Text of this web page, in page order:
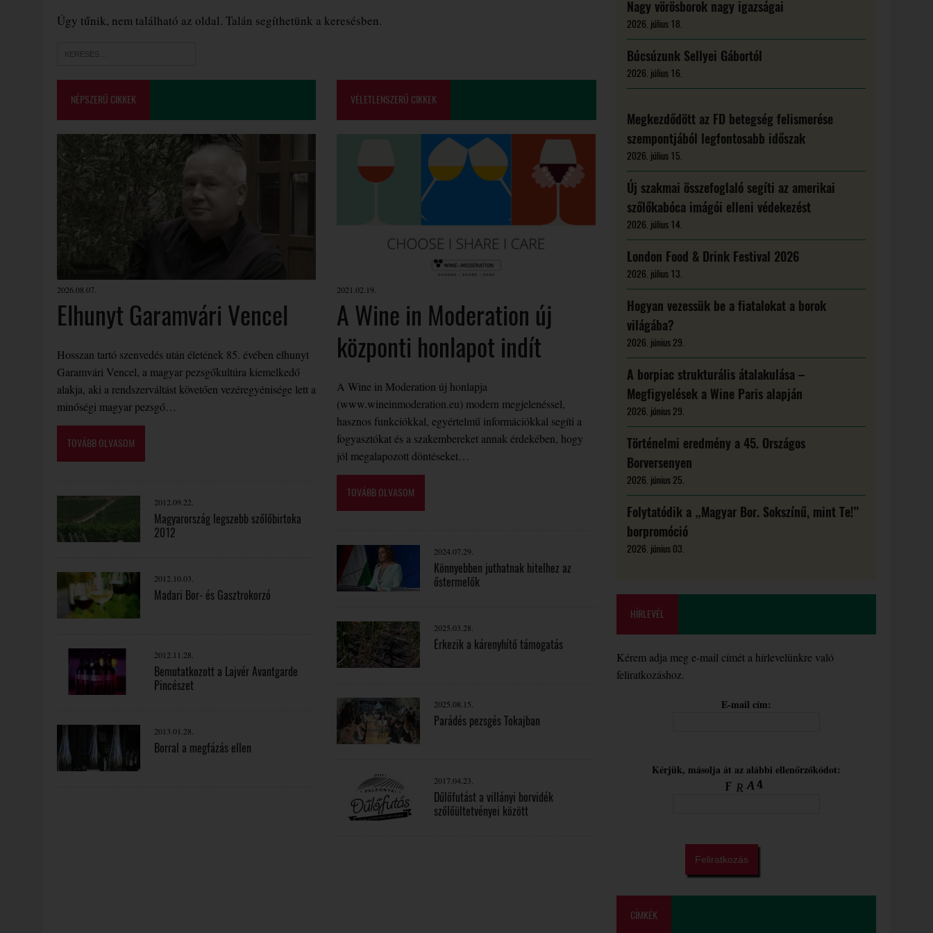
Úgy tűnik, nem található az oldal. Talán segíthetünk a keresésben.
NÉPSZERŰ CIKKEK
2026.08.07.
Elhunyt Garamvári Vencel
Hosszan tartó szenvedés után életének 85. évében elhunyt
Garamvári Vencel, a magyar pezsgőkultúra kiemelkedő
alakja, aki a rendszerváltást követően vezéregyénisége lett a
minőségi magyar pezsgő…
TOVÁBB OLVASOM
2012.09.22.
Magyarország legszebb szőlőbirtoka
2012
2012.10.03.
Madari Bor- és Gasztrokorzó
2012.11.28.
Bemutatkozott a Lajvér Avantgarde
Pincészet
2013.01.28.
Borral a megfázás ellen
VÉLETLENSZERŰ CIKKEK
2021.02.19.
A Wine in Moderation új
központi honlapot indít
A Wine in Moderation új honlapja
(www.wineinmoderation.eu) modern megjelenéssel,
hasznos funkciókkal, egyértelmű információkkal segíti a
fogyasztókat és a szakembereket annak érdekében, hogy
jól megalapozott döntéseket…
TOVÁBB OLVASOM
2024.07.29.
Könnyebben juthatnak hitelhez az
őstermelők
2025.03.28.
Érkezik a kárenyhítő támogatás
2025.08.15.
Parádés pezsgés Tokajban
2017.04.23.
Dűlőfutást a villányi borvidék
szőlőültetvényei között
Nagy vörösborok nagy igazságai
2026. július 18.
Búcsúzunk Sellyei Gábortól
2026. július 16.
Megkezdődött az FD betegség felismerése
szempontjából legfontosabb időszak
2026. július 15.
Új szakmai összefoglaló segíti az amerikai
szőlőkabóca imágói elleni védekezést
2026. július 14.
London Food & Drink Festival 2026
2026. július 13.
Hogyan vezessük be a fiatalokat a borok
világába?
2026. június 29.
A borpiac strukturális átalakulása –
Megfigyelések a Wine Paris alapján
2026. június 29.
Történelmi eredmény a 45. Országos
Borversenyen
2026. június 25.
Folytatódik a „Magyar Bor. Sokszínű, mint Te!”
borpromóció
2026. június 03.
HÍRLEVÉL
Kérem adja meg e-mail címét a hírlevelünkre való
feliratkozáshoz.
E-mail cím:
Kérjük, másolja át az alábbi ellenőrzőkódot:
CÍMKÉK